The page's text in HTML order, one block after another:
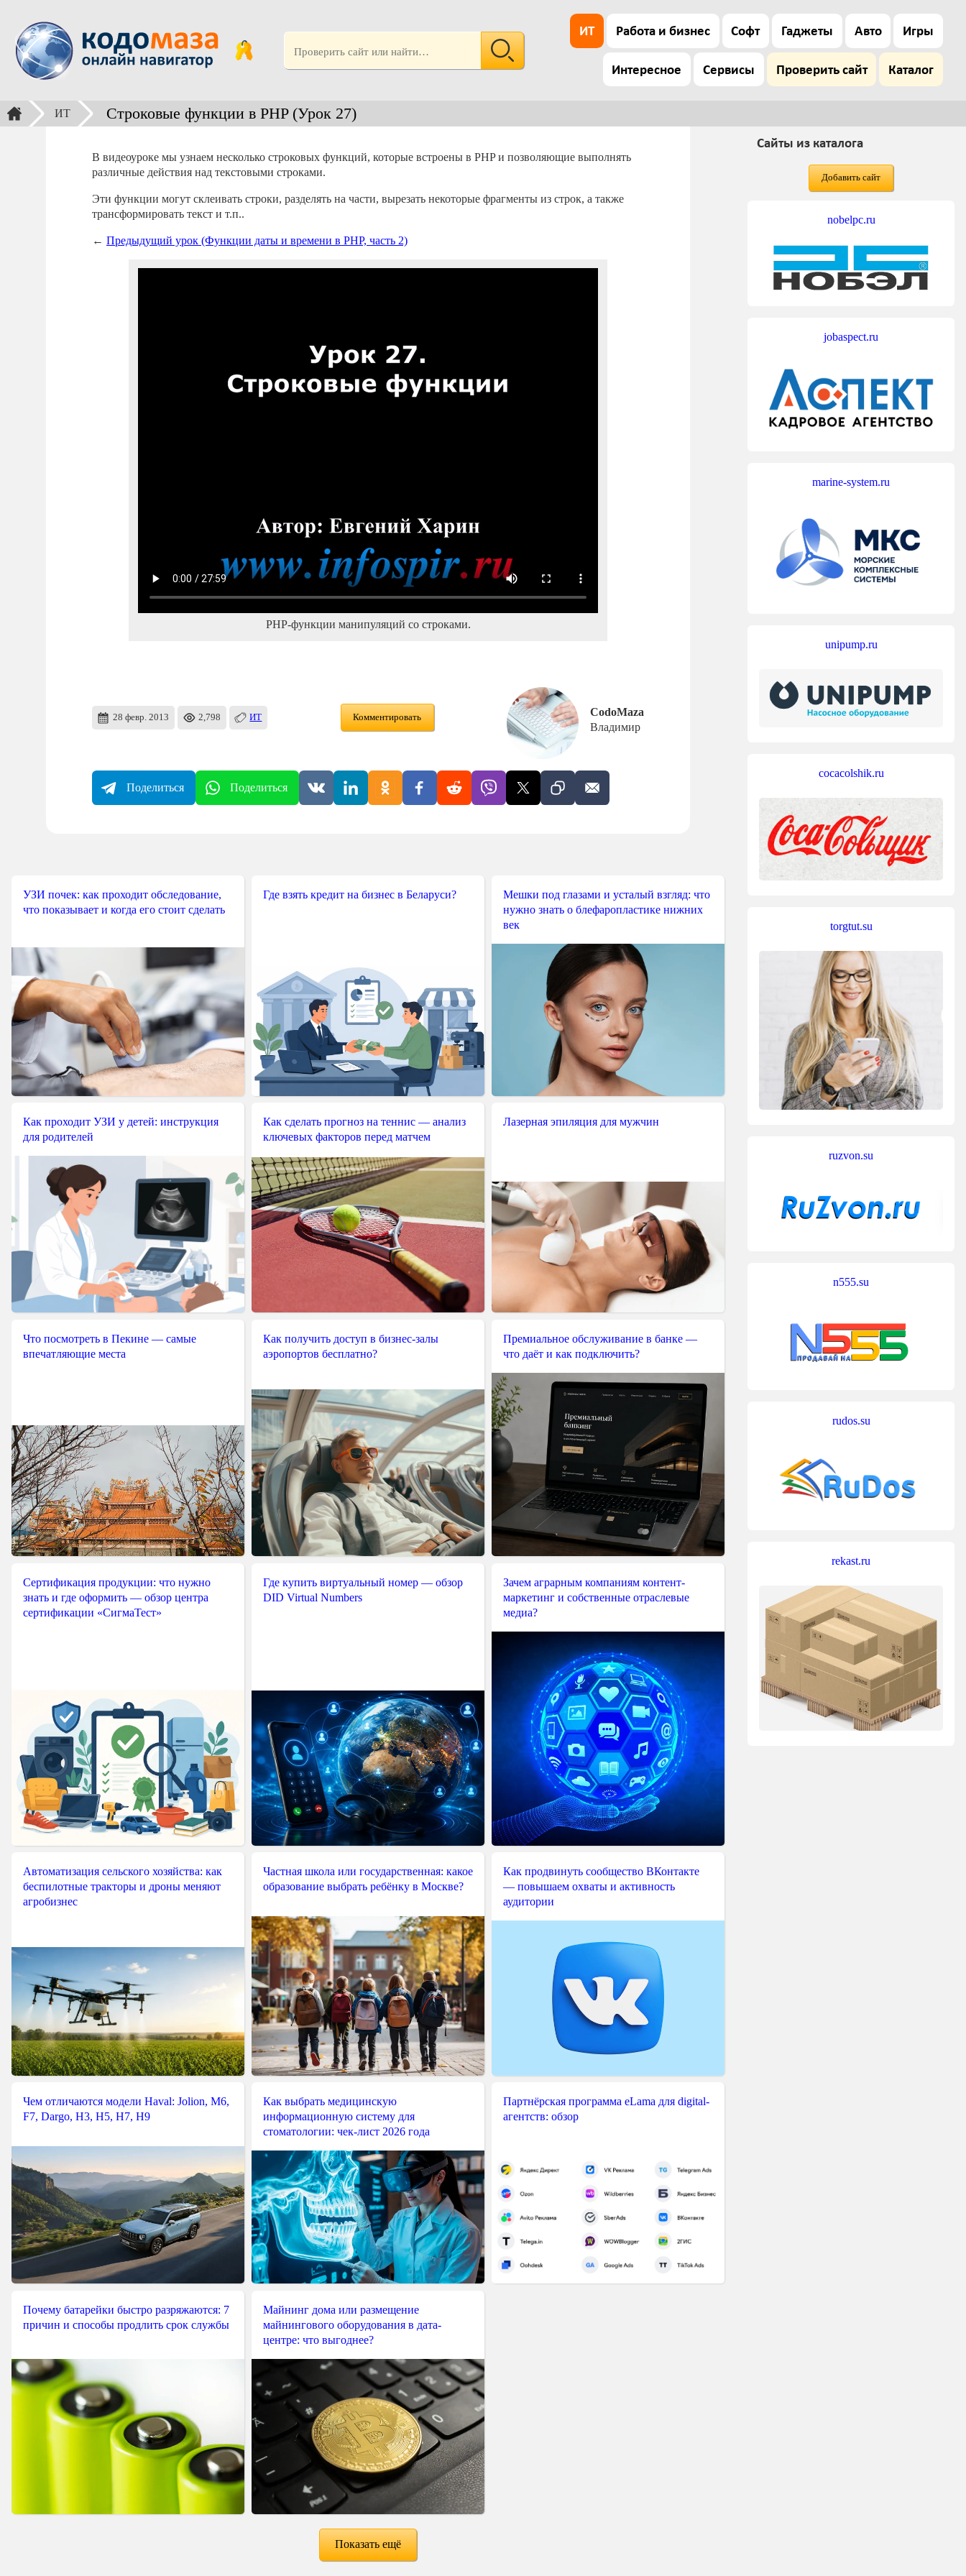
ИТ Работа и бизнес Софт Гаджеты Авто Игры
Интересное Сервисы Проверить сайт Каталог
ИТ Строковые функции в PHP (Урок 27)
В видеоуроке мы узнаем несколько строковых функций, которые встроены в PHP и позволяющие выполнять
различные действия над текстовыми строками.
Эти функции могут склеивать строки, разделять на части, вырезать некоторые фрагменты из строк, а также
трансформировать текст и т.п..
← Предыдущий урок (Функции даты и времени в PHP, часть 2)
PHP-функции манипуляций со строками.
28 февр. 2013 2,798 ИТ Комментировать
CodoMaza
Владимир
Поделиться Поделиться
УЗИ почек: как проходит обследование,
что показывает и когда его стоит сделать
Где взять кредит на бизнес в Беларуси?
Мешки под глазами и усталый взгляд: что
нужно знать о блефаропластике нижних
век
Как проходит УЗИ у детей: инструкция
для родителей
Как сделать прогноз на теннис — анализ
ключевых факторов перед матчем
Лазерная эпиляция для мужчин
Что посмотреть в Пекине — самые
впечатляющие места
Как получить доступ в бизнес-залы
аэропортов бесплатно?
Премиальное обслуживание в банке —
что даёт и как подключить?
Сертификация продукции: что нужно
знать и где оформить — обзор центра
сертификации «СигмаТест»
Где купить виртуальный номер — обзор
DID Virtual Numbers
Зачем аграрным компаниям контент-
маркетинг и собственные отраслевые
медиа?
Автоматизация сельского хозяйства: как
беспилотные тракторы и дроны меняют
агробизнес
Частная школа или государственная: какое
образование выбрать ребёнку в Москве?
Как продвинуть сообщество ВКонтакте
— повышаем охваты и активность
аудитории
Чем отличаются модели Haval: Jolion, M6,
F7, Dargo, H3, H5, H7, H9
Как выбрать медицинскую
информационную систему для
стоматологии: чек-лист 2026 года
Партнёрская программа eLama для digital-
агентств: обзор
Почему батарейки быстро разряжаются: 7
причин и способы продлить срок службы
Майнинг дома или размещение
майнингового оборудования в дата-
центре: что выгоднее?
Показать ещё
Сайты из каталога
Добавить сайт
nobelpc.ru
jobaspect.ru
marine-system.ru
unipump.ru
cocacolshik.ru
torgtut.su
ruzvon.su
n555.su
rudos.su
rekast.ru